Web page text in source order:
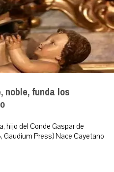
noble, funda los
hijo del Conde Gaspar de
Press) Nace Cayetano